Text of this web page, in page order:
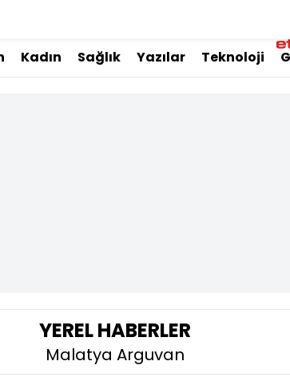
Kadın Sağlık Yazılar Teknoloji
YEREL HABERLER
Malatya Arguvan